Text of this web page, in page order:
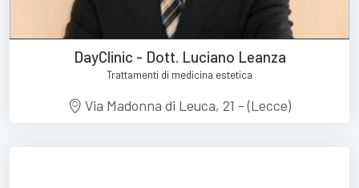
DayClinic - Dott. Luciano Leanza
Trattamenti di medicina estetica
Via Madonna di Leuca, 21 - (Lecce)